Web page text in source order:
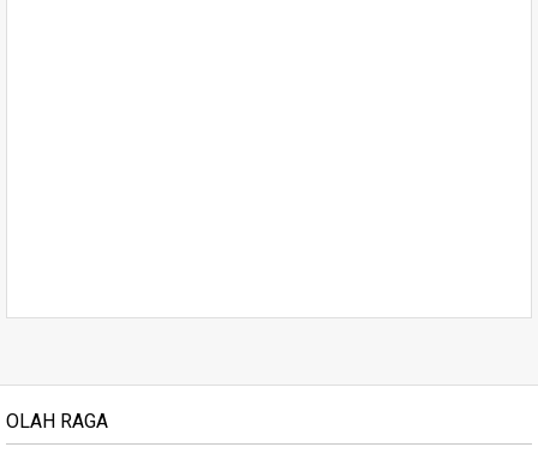
OLAH RAGA